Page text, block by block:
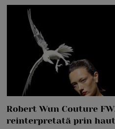
Robert Wun Couture
reinterpretată prin